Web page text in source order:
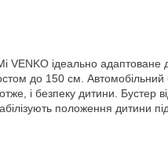
VENKO ідеально
до 150 см.
і безпеку дитини. Бустер
положення дитини